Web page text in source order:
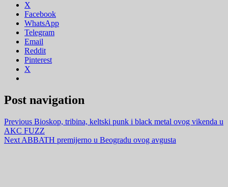
X
Facebook
WhatsApp
Telegram
Email
Reddit
Pinterest
X
Post navigation
Previous Bioskop, tribina, keltski punk i black metal ovog vikenda u
AKC FUZZ
Next ABBATH premijerno u Beogradu ovog avgusta